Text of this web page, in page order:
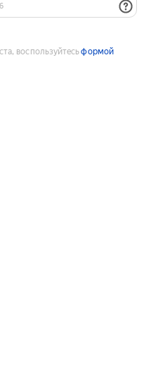
воспользуйтесьформой